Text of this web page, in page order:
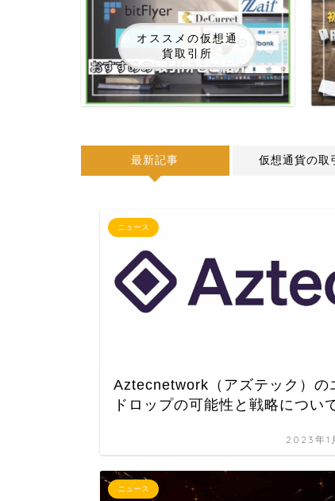
オススメの仮想通
貨取引所
最新記事 仮想通貨の取
ニュース
Aztecnetwork（アズテック）の
ドロップの可能性と戦略につい
2023年1
ニュース